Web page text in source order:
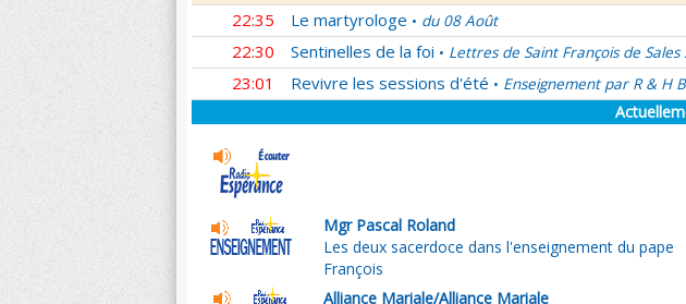
22:35 Le martyrologe • du 08 Août
22:30 Sentinelles de la foi • Lettres de Saint François de
23:01 Revivre les sessions d'été • Enseignement par R & H
Mgr Pascal Roland
Les deux sacerdoce dans l'enseignement du pape
François
Alliance Mariale/Alliance Mariale